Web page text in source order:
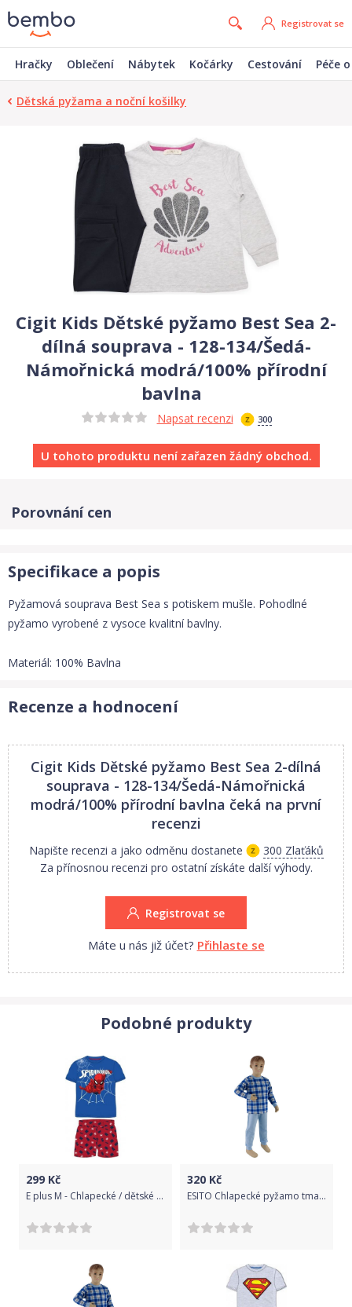
Registrovat se
Hračky Oblečení Nábytek Kočárky Cestování Péče
Dětská pyžama a noční košilky
Cigit Kids Dětské pyžamo Best Sea 2-
dílná souprava - 128-134/Šedá-
Námořnická modrá/100% přírodní
bavlna
Napsat recenzi 300
U tohoto produktu není zařazen žádný obchod.
Porovnání cen
Specifikace a popis
Pyžamová souprava Best Sea s potiskem mušle. Pohodlné
pyžamo vyrobené z vysoce kvalitní bavlny.
Materiál: 100% Bavlna
Recenze a hodnocení
Cigit Kids Dětské pyžamo Best Sea 2-dílná
souprava - 128-134/Šedá-Námořnická
modrá/100% přírodní bavlna čeká na první
recenzi
Napište recenzi a jako odměnu dostanete
300 Zlaťáků
Za přínosnou recenzi pro ostatní získáte další výhody.
Registrovat se
Máte u nás již účet? Přihlaste se
Podobné produkty
299 Kč
E plus M - Chlapecké / dětské bavlněné letní pyžamo Spiderman MARVEL - modré 128
320 Kč
ESITO Chlapecké pyžamo tmavé modré kostky vel. 116 - 122, Barva tmavé modré kostky, Velikost 122